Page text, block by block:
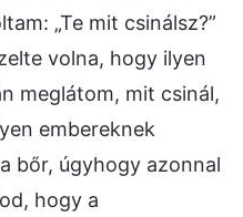
„Te mit csinálsz?”
volna, hogy ilyen
meglátom, mit csinál,
embereknek
bőr, úgyhogy azonnal
hogy a